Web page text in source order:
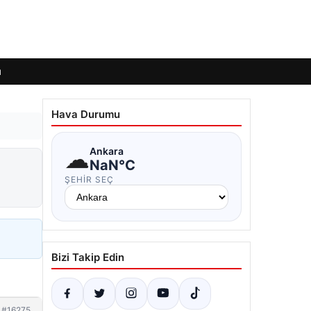
Hava Durumu
☁Ankara
NaN°C
ŞEHIR SEÇ
Bizi Takip Edin